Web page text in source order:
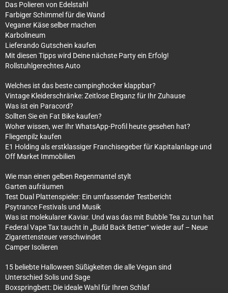
Das Polieren von Edelstahl
Farbiger Schimmel für die Wand
Veganer Käse selber machen
Karbolineum
Lieferando Gutschein kaufen
Mit diesen Tipps wird Deine nächste Party ein Erfolg!
Rollstuhlgerechtes Auto
Welches ist das beste campinghocker klappbar?
Vintage Kleiderschränke: Zeitlose Eleganz für Ihr Zuhause
Was ist ein Paracord?
Sollten Sie ein Fat Bike kaufen?
Woher wissen, wer Ihr WhatsApp-Profil heute gesehen hat?
Fliegenpilz kaufen
E1 Holding als erstklassiger Franchisegeber für Kapitalanlage und
Off Market Immobilien
Wie man einen gelben Regenmantel stylt
Garten aufräumen
Test Dual Plattenspieler: Ein umfassender Testbericht
Psytrance Festivals und Musik
Was ist molekularer Kaviar. Und was das mit Bubble Tea zu tun hat
Federal Vape Tax taucht in „Build Back Better“ wieder auf – Neue
Zigarettensteuer verschwindet
Camper Isolieren
15 beliebte Halloween Süßigkeiten die alle Vegan sind
Unterschied Solis und Sage
Boxspringbett: Die ideale Wahl für Ihren Schlaf